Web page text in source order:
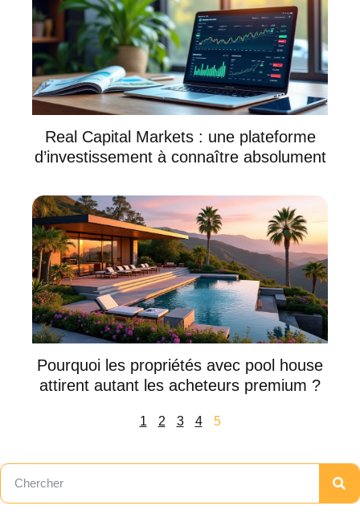
Real Capital Markets : une plateforme
d’investissement à connaître absolument
Pourquoi les propriétés avec pool house
attirent autant les acheteurs premium ?
1 2 3 4 5